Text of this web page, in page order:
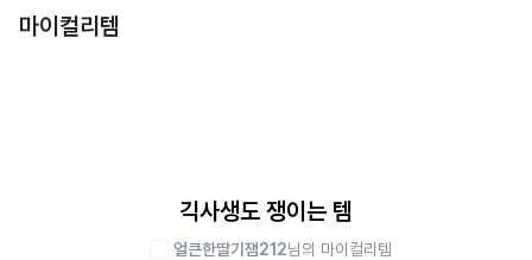
마이컬리템
긱사생도 쟁이는 템
얼큰한딸기잼212님의 마이컬리템